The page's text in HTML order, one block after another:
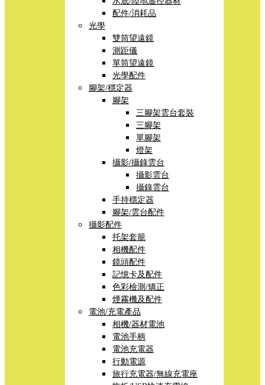
配件/消耗品
光學
雙筒望遠鏡
測距儀
單筒望遠鏡
光學配件
腳架/穩定器
腳架
三腳架雲台套裝
三腳架
單腳架
燈架
攝影/攝錄雲台
攝影雲台
攝錄雲台
手持穩定器
腳架/雲台配件
攝影配件
托架套籠
相機配件
鏡頭配件
記憶卡及配件
色彩檢測/矯正
煙霧機及配件
電池/充電產品
相機/器材電池
電池手柄
電池充電器
行動電源
旅行充電器/無線充電座